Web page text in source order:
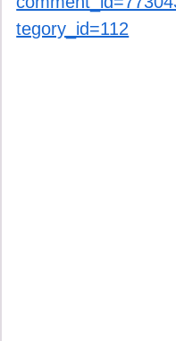
tegory_id=112